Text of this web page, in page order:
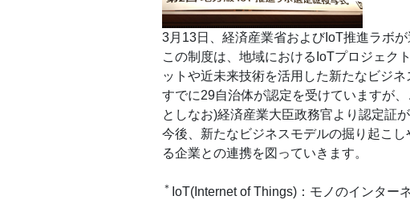
3月13日、経済産業省およびIoT推進ラボ
この制度は、地域におけるIoTプロジェク
ットや近未来技術を活用した新たなビジ
すでに29自治体が認定を受けていますが
としなお)経済産業大臣政務官より認定証
今後、新たなビジネスモデルの掘り起こ
る企業との連携を図っていきます。
＊ IoT(Internet of Things)：モノのインター